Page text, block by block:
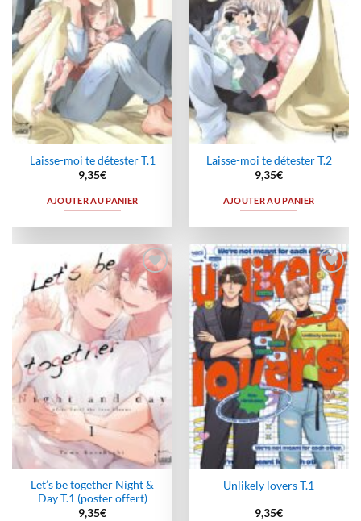
Laisse-moi te détester T.1
9,35€
AJOUTER AU PANIER
Laisse-moi te détester T.2
9,35€
AJOUTER AU PANIER
Ajouter
à la
wishlist
Let’s be together Night &
Day T.1 (poster offert)
9,35€
Ajouter
à la
wishlist
Unlikely lovers T.1
9,35€